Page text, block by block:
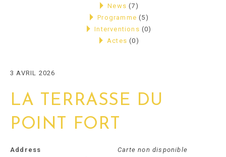
3 AVRIL 2026
LA TERRASSE DU
POINT FORT
Carte non disponible
Address
News (7)
Programme (5)
Interventions (0)
Actes (0)